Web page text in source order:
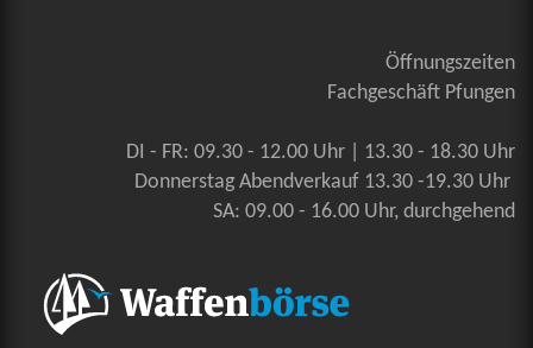
Öffnungszeiten
Fachgeschäft Pfungen
DI - FR: 09.30 - 12.00 Uhr | 13.30 - 18.30 Uhr
Donnerstag Abendverkauf 13.30 -19.30 Uhr
SA: 09.00 - 16.00 Uhr, durchgehend